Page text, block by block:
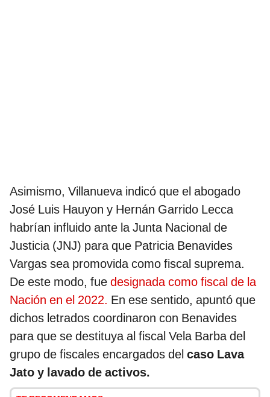
Asimismo, Villanueva indicó que el abogado
José Luis Hauyon y Hernán Garrido Lecca
habrían influido ante la Junta Nacional de
Justicia (JNJ) para que Patricia Benavides
Vargas sea promovida como fiscal suprema.
De este modo, fue designada como fiscal de la
Nación en el 2022. En ese sentido, apuntó que
dichos letrados coordinaron con Benavides
para que se destituya al fiscal Vela Barba del
grupo de fiscales encargados del caso Lava
Jato y lavado de activos.